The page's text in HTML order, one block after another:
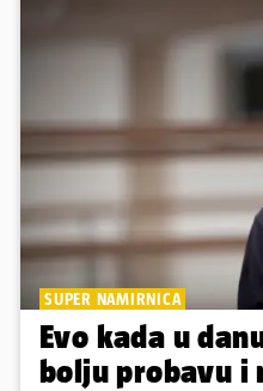
SUPER NAMIRNICA
Evo kada u
bolju probavu i